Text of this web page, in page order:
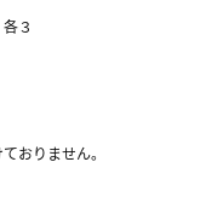
各３
おりません。